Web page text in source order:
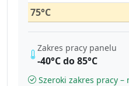
75°C
Zakres pracy panelu
-40°C do 85°C
Szeroki zakres pracy –